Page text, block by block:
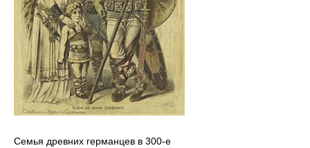
Семья древних германцев в 300-е